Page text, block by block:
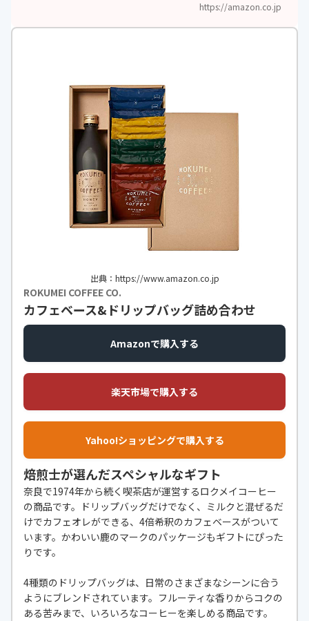
https://amazon.co.jp
出典：https://www.amazon.co.jp
ROKUMEI COFFEE CO.
カフェベース&ドリップバッグ詰め合わせ
Amazonで購入する
楽天市場で購入する
Yahoo!ショッピングで購入する
焙煎士が選んだスペシャルなギフト
奈良で1974年から続く喫茶店が運営するロクメイコーヒー
の商品です。ドリップバッグだけでなく、ミルクと混ぜるだ
けでカフェオレができる、4倍希釈のカフェベースがついて
います。かわいい鹿のマークのパッケージもギフトにぴった
りです。
4種類のドリップバッグは、日常のさまざまなシーンに合う
ようにブレンドされています。フルーティな香りからコクの
ある苦みまで、いろいろなコーヒーを楽しめる商品です。